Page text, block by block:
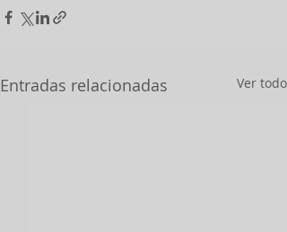
Entradas relacionadas Ver todo